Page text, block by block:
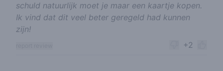
schuld natuurlijk moet je maar een kaartje kopen.
Ik vind dat dit veel beter geregeld had kunnen
zijn!
+2